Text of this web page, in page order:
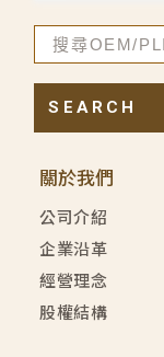
關於我們
公司介紹
企業沿革
經營理念
股權結構
SEARCH